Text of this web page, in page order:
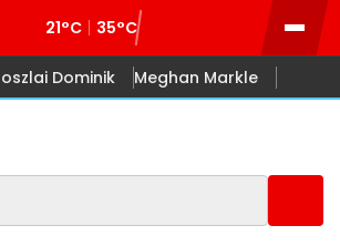
21°C 35°C
Dominik Meghan Markle